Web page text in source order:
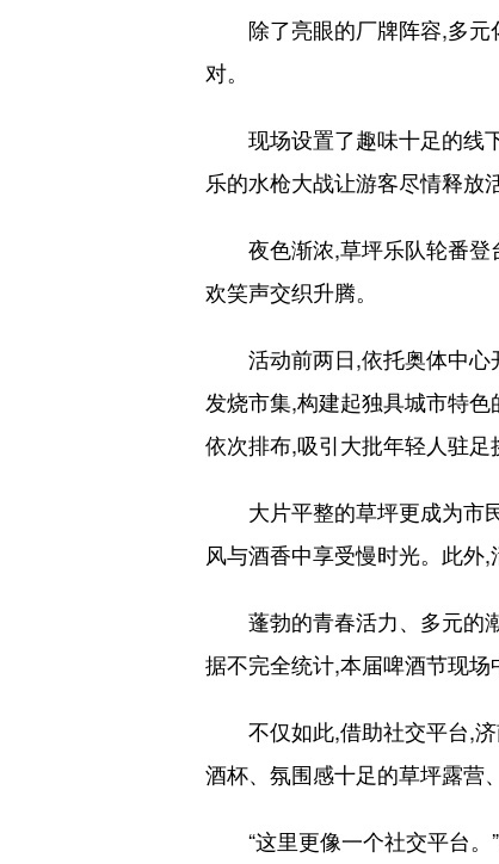
除了亮眼的厂牌阵容,多元
对。
现场设置了趣味十足的线下
乐的水枪大战让游客尽情释放
夜色渐浓,草坪乐队轮番登
欢笑声交织升腾。
活动前两日,依托奥体中心
发烧市集,构建起独具城市特
依次排布,吸引大批年轻人驻足
大片平整的草坪更成为市民
风与酒香中享受慢时光。此外,
蓬勃的青春活力、多元的潮
据不完全统计,本届啤酒节现场
不仅如此,借助社交平台,济
酒杯、氛围感十足的草坪露营
“这里更像一个社交平台。”